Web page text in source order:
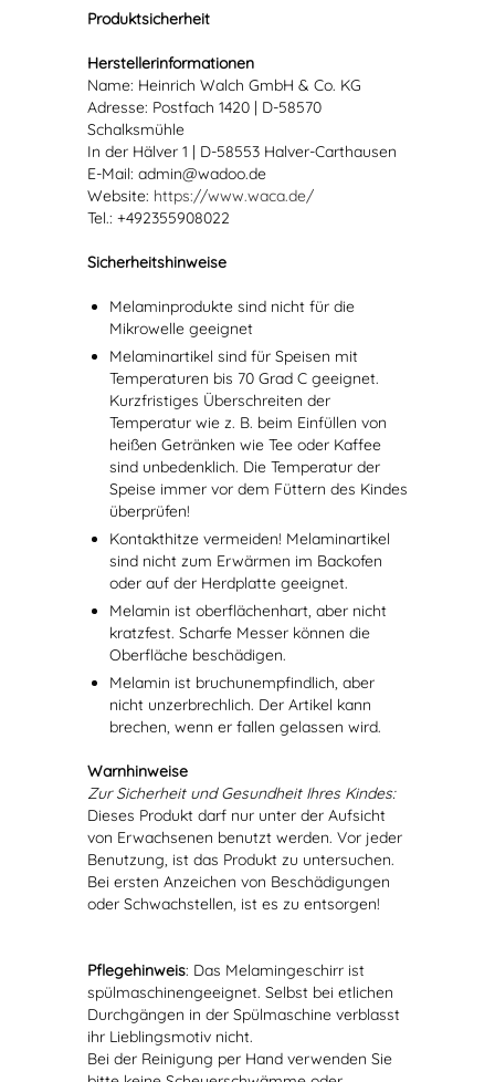
Produktsicherheit
Herstellerinformationen
Name: Heinrich Walch GmbH & Co. KG
Adresse: Postfach 1420 | D-58570
Schalksmühle
In der Hälver 1 | D-58553 Halver-Carthausen
E-Mail: admin@wadoo.de
Website: https://www.waca.de/
Tel.: +492355908022
Sicherheitshinweise
Melaminprodukte sind nicht für die
Mikrowelle geeignet
Melaminartikel sind für Speisen mit
Temperaturen bis 70 Grad C geeignet.
Kurzfristiges Überschreiten der
Temperatur wie z. B. beim Einfüllen von
heißen Getränken wie Tee oder Kaffee
sind unbedenklich. Die Temperatur der
Speise immer vor dem Füttern des Kindes
überprüfen!
Kontakthitze vermeiden! Melaminartikel
sind nicht zum Erwärmen im Backofen
oder auf der Herdplatte geeignet.
Melamin ist oberflächenhart, aber nicht
kratzfest. Scharfe Messer können die
Oberfläche beschädigen.
Melamin ist bruchunempfindlich, aber
nicht unzerbrechlich. Der Artikel kann
brechen, wenn er fallen gelassen wird.
Warnhinweise
Zur Sicherheit und Gesundheit Ihres Kindes:
Dieses Produkt darf nur unter der Aufsicht
von Erwachsenen benutzt werden. Vor jeder
Benutzung, ist das Produkt zu untersuchen.
Bei ersten Anzeichen von Beschädigungen
oder Schwachstellen, ist es zu entsorgen!
Pflegehinweis: Das Melamingeschirr ist
spülmaschinengeeignet. Selbst bei etlichen
Durchgängen in der Spülmaschine verblasst
ihr Lieblingsmotiv nicht.
Bei der Reinigung per Hand verwenden Sie